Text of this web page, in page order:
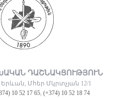
ԴԱՇՆԱԿՑՈՒԹՅՈՒՆ
Մհեր Մկրտչյան 12/1
10 52 17 65, (+374) 10 52 18 74